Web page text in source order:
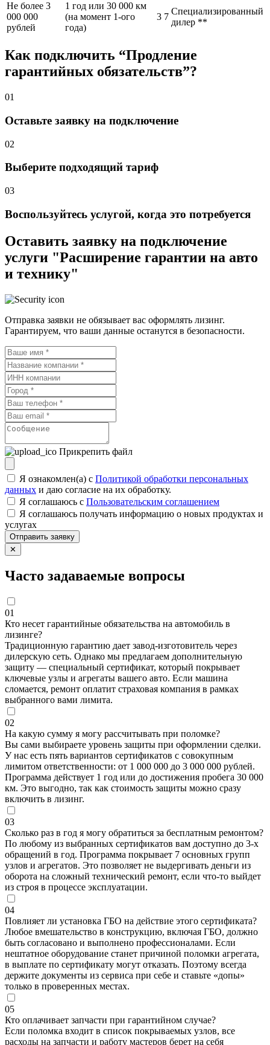
Не более 3
000 000
рублей
1 год или 30 000 км
(на момент 1-ого
года)
3 7
Специализированный
дилер **
Как подключить “Продление
гарантийных обязательств”?
01
Оставьте заявку на подключение
02
Выберите подходящий тариф
03
Воспользуйтесь услугой, когда это потребуется
Оставить заявку на подключение
услуги "Расширение гарантии на авто
и технику"
Отправка заявки не обязывает вас оформлять лизинг.
Гарантируем, что ваши данные останутся в безопасности.
Прикрепить файл
Я ознакомлен(а) с Политикой обработки персональных
данных и даю согласие на их обработку.
Я соглашаюсь c Пользовательским соглашением
Я соглашаюсь получать информацию о новых продуктах и
услугах
Отправить заявку
✕
Часто задаваемые вопросы
01
Кто несет гарантийные обязательства на автомобиль в
лизинге?
Традиционную гарантию дает завод-изготовитель через
дилерскую сеть. Однако мы предлагаем дополнительную
защиту — специальный сертификат, который покрывает
ключевые узлы и агрегаты вашего авто. Если машина
сломается, ремонт оплатит страховая компания в рамках
выбранного вами лимита.
02
На какую сумму я могу рассчитывать при поломке?
Вы сами выбираете уровень защиты при оформлении сделки.
У нас есть пять вариантов сертификатов с совокупным
лимитом ответственности: от 1 000 000 до 3 000 000 рублей.
Программа действует 1 год или до достижения пробега 30 000
км. Это выгодно, так как стоимость защиты можно сразу
включить в лизинг.
03
Сколько раз в год я могу обратиться за бесплатным ремонтом?
По любому из выбранных сертификатов вам доступно до 3-х
обращений в год. Программа покрывает 7 основных групп
узлов и агрегатов. Это позволяет не выдергивать деньги из
оборота на сложный технический ремонт, если что-то выйдет
из строя в процессе эксплуатации.
04
Повлияет ли установка ГБО на действие этого сертификата?
Любое вмешательство в конструкцию, включая ГБО, должно
быть согласовано и выполнено профессионалами. Если
нештатное оборудование станет причиной поломки агрегата,
в выплате по сертификату могут отказать. Поэтому всегда
держите документы из сервиса при себе и ставьте «допы»
только в проверенных местах.
05
Кто оплачивает запчасти при гарантийном случае?
Если поломка входит в список покрываемых узлов, все
расходы на запчасти и работу мастеров берет на себя